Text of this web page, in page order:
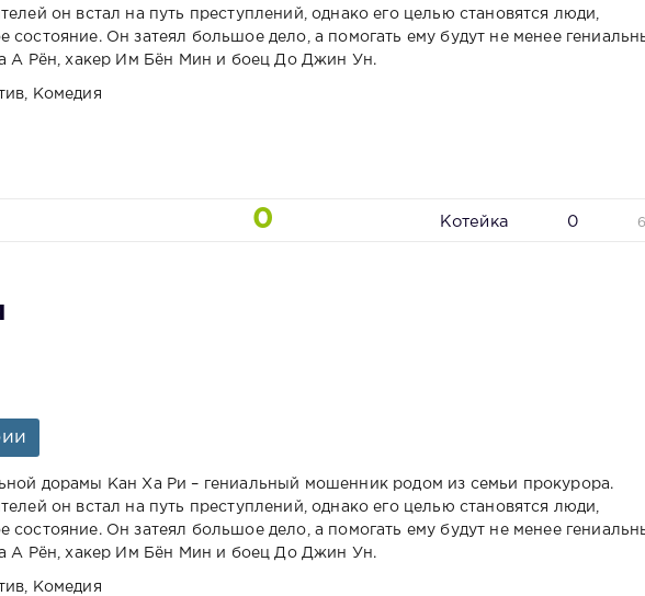
он встал на путь преступлений, однако его целью становятся люди,
состояние. Он затеял большое дело, а помогать ему будут не менее
А Рён, хакер Им Бён Мин и боец До Джин Ун.
Комедия
0 Котейка 0
дорамы Кан Ха Ри – гениальный мошенник родом из семьи прокурора.
он встал на путь преступлений, однако его целью становятся люди,
состояние. Он затеял большое дело, а помогать ему будут не менее
А Рён, хакер Им Бён Мин и боец До Джин Ун.
Комедия